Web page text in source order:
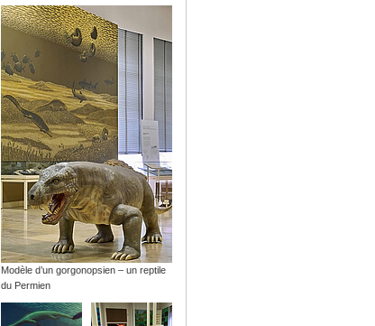
Modèle d’un gorgonopsien – un reptile
du Permien